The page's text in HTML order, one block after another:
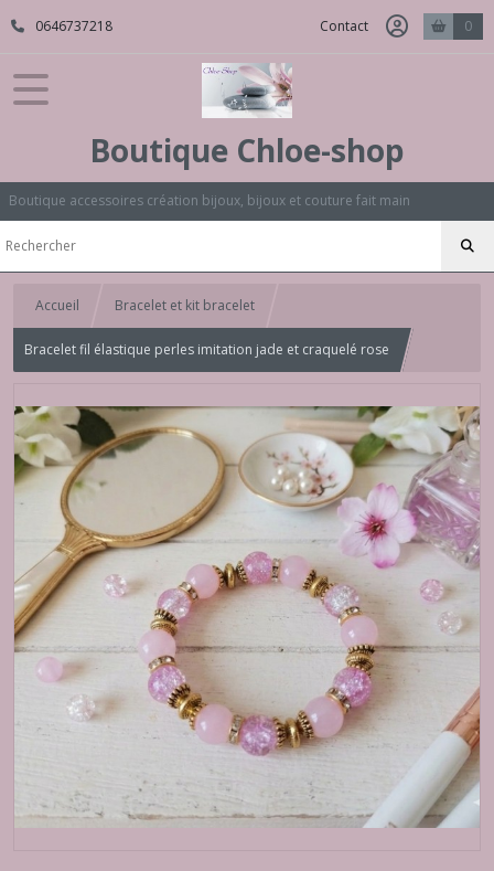
0646737218 Contact 0
Boutique Chloe-shop
Boutique accessoires création bijoux, bijoux et couture fait main
Accueil Bracelet et kit bracelet
Bracelet fil élastique perles imitation jade et craquelé rose